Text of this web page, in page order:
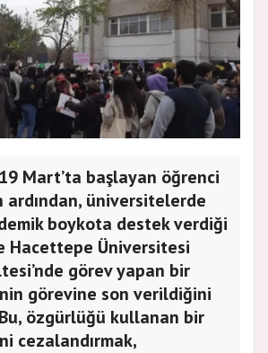
Mart’ta başlayan öğrenci
üniversitelerde
boykota destek verdiği
Hacettepe Üniversitesi
görev yapan bir
görevine son verildiğini
özgürlüğü kullanan bir
cezalandırmak,